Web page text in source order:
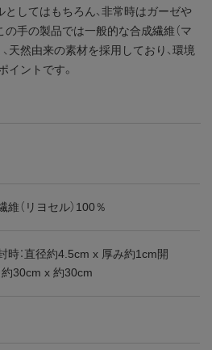
してはもちろん、非常時はガーゼや
手の製品では一般的な合成繊維（マ
天然由来の素材を採用しており、環境
イントです。
維（リヨセル）100％
時：直径約4.5cm x 厚み約1cm開
約30cm x 約30cm